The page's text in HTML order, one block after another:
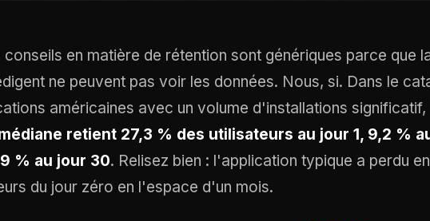
conseils en matière de rétention sont génériques parce que
ne peuvent pas voir les données. Nous, si. Dans le
américaines avec un volume d'installations significatif,
retient 27,3 % des utilisateurs au jour 1, 9,2 %
% au jour 30. Relisez bien : l'application typique a perdu
du jour zéro en l'espace d'un mois.